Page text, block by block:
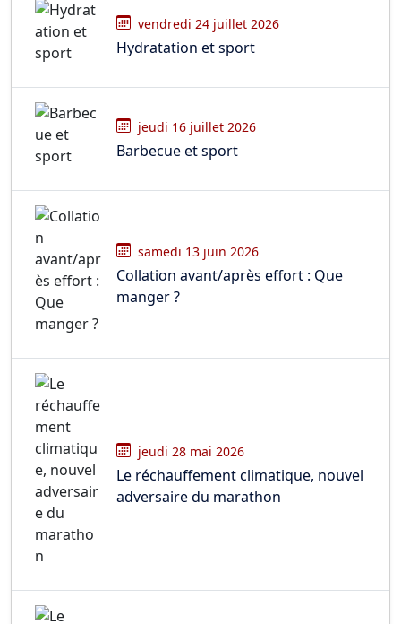
vendredi 24 juillet 2026
Hydratation et sport
jeudi 16 juillet 2026
Barbecue et sport
samedi 13 juin 2026
Collation avant/après effort : Que
manger ?
jeudi 28 mai 2026
Le réchauffement climatique, nouvel
adversaire du marathon